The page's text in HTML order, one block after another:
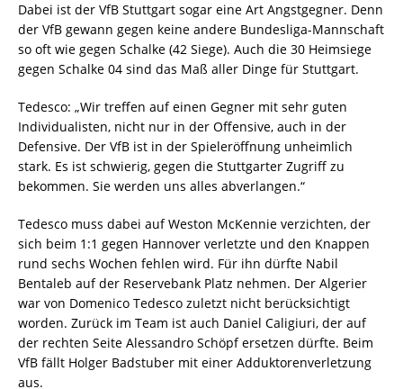
Dabei ist der VfB Stuttgart sogar eine Art Angstgegner. Denn
der VfB gewann gegen keine andere Bundesliga-Mannschaft
so oft wie gegen Schalke (42 Siege). Auch die 30 Heimsiege
gegen Schalke 04 sind das Maß aller Dinge für Stuttgart.
Tedesco: „Wir treffen auf einen Gegner mit sehr guten
Individualisten, nicht nur in der Offensive, auch in der
Defensive. Der VfB ist in der Spieleröffnung unheimlich
stark. Es ist schwierig, gegen die Stuttgarter Zugriff zu
bekommen. Sie werden uns alles abverlangen.“
Tedesco muss dabei auf Weston McKennie verzichten, der
sich beim 1:1 gegen Hannover verletzte und den Knappen
rund sechs Wochen fehlen wird. Für ihn dürfte Nabil
Bentaleb auf der Reservebank Platz nehmen. Der Algerier
war von Domenico Tedesco zuletzt nicht berücksichtigt
worden. Zurück im Team ist auch Daniel Caligiuri, der auf
der rechten Seite Alessandro Schöpf ersetzen dürfte. Beim
VfB fällt Holger Badstuber mit einer Adduktorenverletzung
aus.